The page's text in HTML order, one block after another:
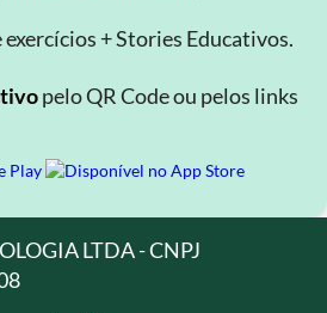
exercícios + Stories Educativos.
pelo QR Code ou pelos links
LTDA - CNPJ